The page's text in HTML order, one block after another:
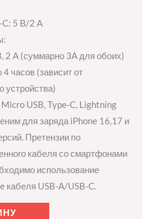
C: 5 В/2 A
2 A (суммарно 3А для обоих)
часов (зависит от
устройства)
USB, Type-C, Lightning
для заряда iPhone 16,17 и
Претензии по
кабеля со смартфонами
использование
кабеля USB-A/USB-C.